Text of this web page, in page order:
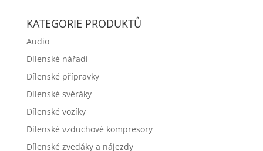
KATEGORIE PRODUKTŮ
Audio
Dílenské nářadí
Dílenské přípravky
Dílenské svěráky
Dílenské vozíky
Dílenské vzduchové kompresory
Dílenské zvedáky a nájezdy